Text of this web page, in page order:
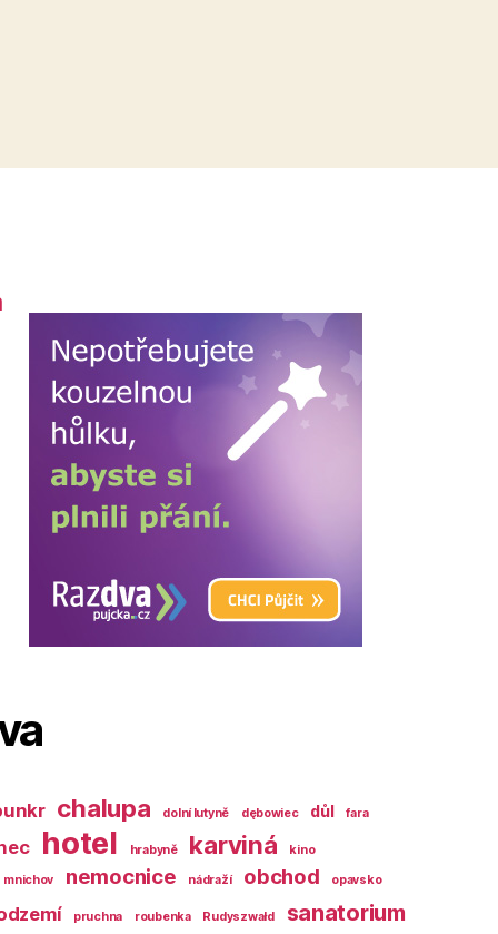
chalupa dolní lutyně dębowiec důl fara
hotel hrabyně karviná kino
mnichov nemocnice nádraží obchod opavsko
pruchna roubenka Rudyszwałd sanatorium